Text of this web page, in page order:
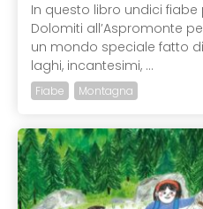
In questo libro undici fiabe
Dolomiti all’Aspromonte
un mondo speciale fatto
laghi, incantesimi, ...
Fiabe Montagna